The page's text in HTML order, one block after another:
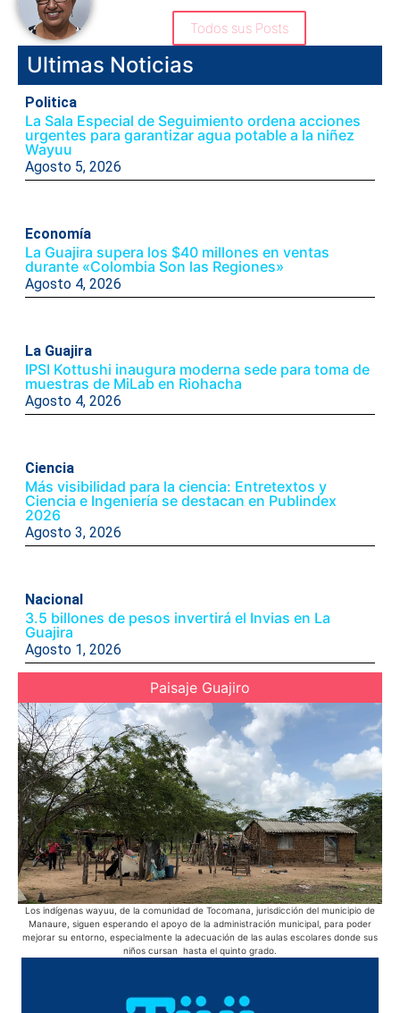
Todos sus Posts
Ultimas Noticias
Politica
La Sala Especial de Seguimiento ordena acciones
urgentes para garantizar agua potable a la niñez
Wayuu
Agosto 5, 2026
Economía
La Guajira supera los $40 millones en ventas
durante «Colombia Son las Regiones»
Agosto 4, 2026
La Guajira
IPSI Kottushi inaugura moderna sede para toma de
muestras de MiLab en Riohacha
Agosto 4, 2026
Ciencia
Más visibilidad para la ciencia: Entretextos y
Ciencia e Ingeniería se destacan en Publindex
2026
Agosto 3, 2026
Nacional
3.5 billones de pesos invertirá el Invias en La
Guajira
Agosto 1, 2026
Paisaje Guajiro
Los indígenas wayuu, de la comunidad de Tocomana, jurisdicción del municipio de
Manaure, siguen esperando el apoyo de la administración municipal, para poder
mejorar su entorno, especialmente la adecuación de las aulas escolares donde sus
niños cursan hasta el quinto grado.